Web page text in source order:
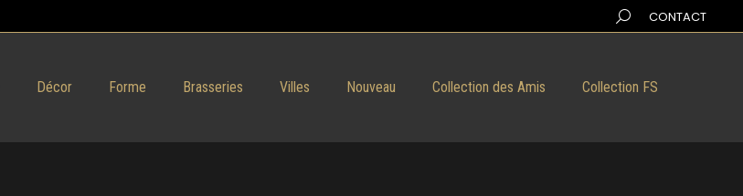
Search:CONTACT
Décor Forme Brasseries Villes Nouveau Collection des Amis Collection FS